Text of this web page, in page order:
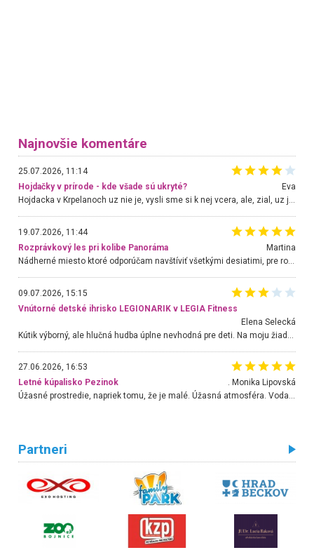
Najnovšie komentáre
25.07.2026, 11:14
Hojdačky v prírode - kde všade sú ukryté?
Eva
Hojdacka v Krpelanoch uz nie je, vysli sme si k nej vcera, ale, zial, uz je znicena. Ak sem planujete cestu len kvoli hojdacke, mozete si ju usetrit. Krasny vyhlad je tu vsak aj bez hojdacky :-)
19.07.2026, 11:44
Rozprávkový les pri kolibe Panoráma
Martina
Nádherné miesto ktoré odporúčam navštíviť všetkými desiatimi, pre rodiny s deťmi, dôchodcom... Proste a jednoducho ozaj rozprávkový les.. určite ešte prídeme. Odniesli sme si na pamiatku krásne tričká,
09.07.2026, 15:15
Vnútorné detské ihrisko LEGIONARIK v LEGIA Fitness
Elena Selecká
27.06.2026, 16:53
Letné kúpalisko Pezinok
. Monika Lipovská
Úžasné prostredie, napriek tomu, že je malé. Úžasná atmosféra. Voda fantastická a nádherná. Ľudí je pomerne veľa, ale su mili a ohľaduplní. Je veľmi zaujímavé sledovať, ako dokážu spolu športovať cudzí ľudia a bez ohľadu na vek. Vládne tu pohoda. Vnuka neviem dostať z vody. Ďakujem za krásny deň . Urcite sa sem vrátim. Jediný problém je s parkovaním, ale aj ten sa mi podarilo vyriešiť. Monika Bratislava
Partneri